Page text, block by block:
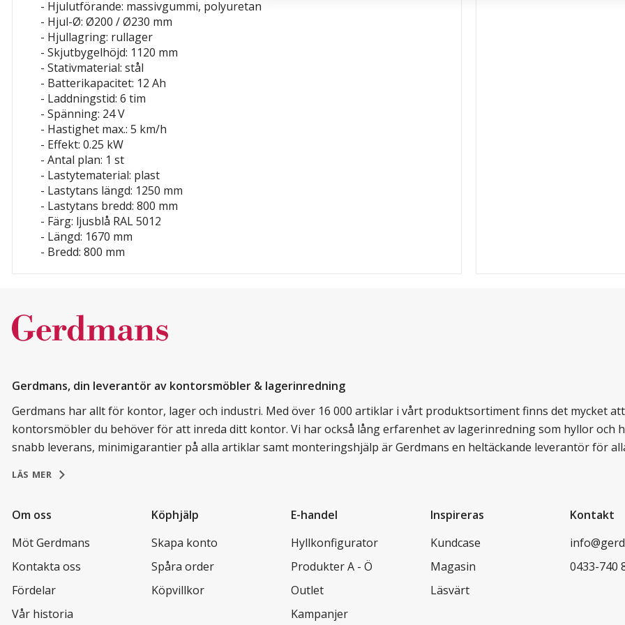
- Hjulutförande: massivgummi, polyuretan
- Hjul-Ø: Ø200 / Ø230 mm
- Hjullagring: rullager
- Skjutbygelhöjd: 1120 mm
- Stativmaterial: stål
- Batterikapacitet: 12 Ah
- Laddningstid: 6 tim
- Spänning: 24 V
- Hastighet max.: 5 km/h
- Effekt: 0.25 kW
- Antal plan: 1 st
- Lastytematerial: plast
- Lastytans längd: 1250 mm
- Lastytans bredd: 800 mm
- Färg: ljusblå RAL 5012
- Längd: 1670 mm
- Bredd: 800 mm
Gerdmans, din leverantör av kontorsmöbler & lagerinredning
Gerdmans har allt för kontor, lager och industri. Med över 16 000 artiklar i vårt produktsortiment finns det mycket
kontorsmöbler du behöver för att inreda ditt kontor. Vi har också lång erfarenhet av lagerinredning som hyllor och
snabb leverans, minimigarantier på alla artiklar samt monteringshjälp är Gerdmans en heltäckande leverantör för
LÄS MER
Om oss
Möt Gerdmans
Kontakta oss
Fördelar
Vår historia
Köphjälp
Skapa konto
Spåra order
Köpvillkor
E-handel
Hyllkonfigurator
Produkter A - Ö
Outlet
Kampanjer
Inspireras
Kundcase
Magasin
Läsvärt
Kontakt
0433-740